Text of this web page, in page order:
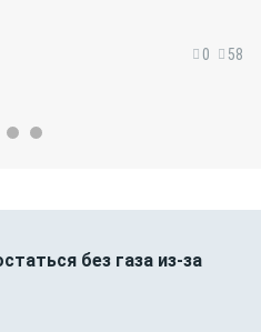
0 58
без газа из-за